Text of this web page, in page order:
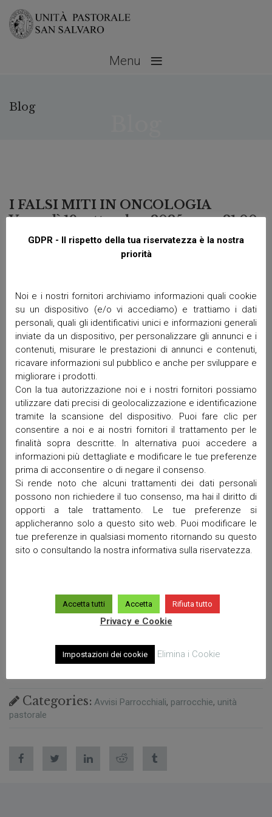
Menu ≡
Blog
I FALSI MITI IN ONCOLOGIA
Venerdì 19 settembre 2025 – ore 21.00
by paolo | Settembre 13, 2025
Categories: Avvisi Parrocchiali parrocchie unità
pastorale
GDPR - Il rispetto della tua riservatezza è la nostra
priorità
Noi e i nostri fornitori archiviamo informazioni quali cookie
su un dispositivo (e/o vi accediamo) e trattiamo i dati
personali, quali gli identificativi unici e informazioni generali
inviate da un dispositivo, per personalizzare gli annunci e i
contenuti, misurare le prestazioni di annunci e contenuti,
ricavare informazioni sul pubblico e anche per sviluppare e
migliorare i prodotti.
Con la tua autorizzazione noi e i nostri fornitori possiamo
utilizzare dati precisi di geolocalizzazione e identificazione
tramite la scansione del dispositivo. Puoi fare clic per
consentire a noi e ai nostri fornitori il trattamento per le
finalità sopra descritte. In alternativa puoi accedere a
informazioni più dettagliate e modificare le tue preferenze
prima di acconsentire o di negare il consenso.
Si rende noto che alcuni trattamenti dei dati personali
possono non richiedere il tuo consenso, ma hai il diritto di
opporti a tale trattamento. Le tue preferenze si
applicheranno solo a questo sito web. Puoi modificare le
tue preferenze in qualsiasi momento ritornando su questo
sito o consultando la nostra informativa sulla riservatezza.
Accetta tutti Accetta Rifiuta tutto
Privacy e Cookie
Impostazioni dei cookie Elimina i Cookie